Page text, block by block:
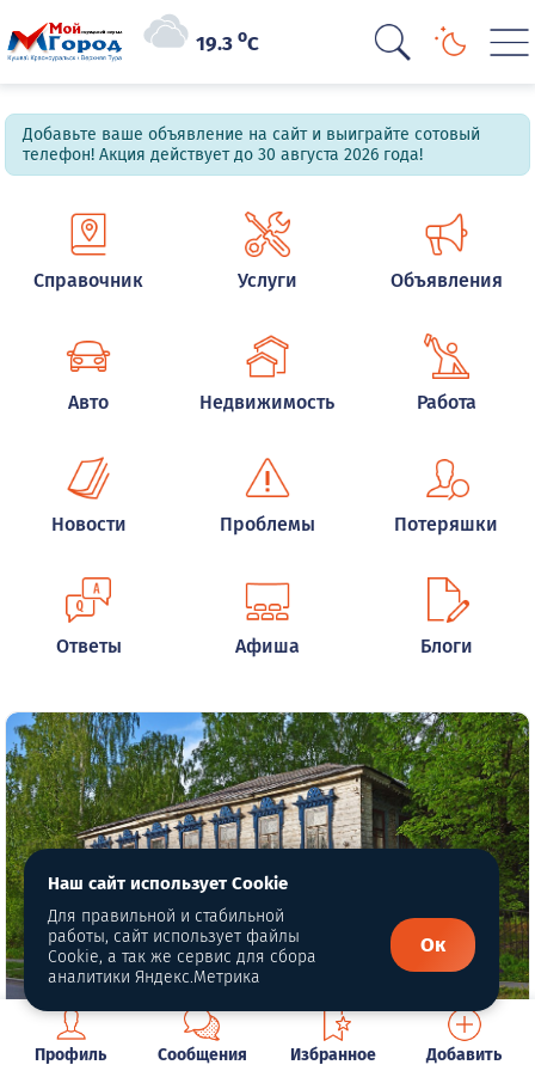
19.3oC
Добавьте ваше объявление на сайт и выиграйте сотовый
телефон! Акция действует до 30 августа 2026 года!
Справочник Услуги Объявления
Авто Недвижимость Работа
Новости Проблемы Потеряшки
Ответы Афиша Блоги
В Кушве оправдали директора фирмы,
Профиль Сообщения Избранное Добавить
Наш сайт использует Cookie
Для правильной и стабильной
работы, сайт использует файлы
Cookie, а так же сервис для сбора
аналитики Яндекс.Метрика
Ок